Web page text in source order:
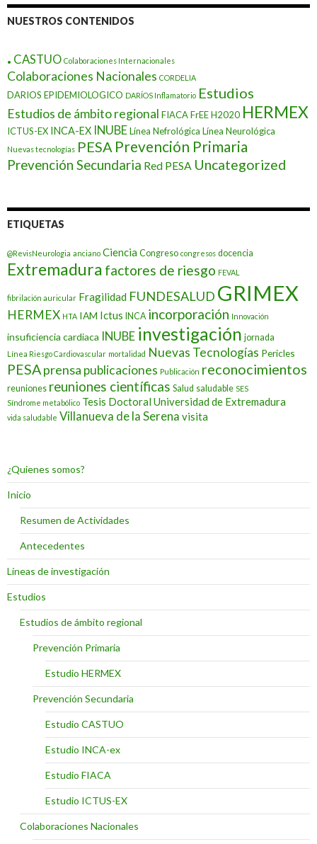
NUESTROS CONTENIDOS
. CASTUO Colaboraciones Internacionales
Colaboraciones Nacionales CORDELIA
DARIOS EPIDEMIOLOGICO DARÍOS Inflamatorio Estudios
Estudios de ámbito regional FIACAFrEEH2020 HERMEX
ICTUS-EX INCA-EX INUBELínea Nefrológica Línea Neurológica
Nuevas tecnologías PESA Prevención Primaria
Prevención Secundaria Red PESA Uncategorized
ETIQUETAS
@RevisNeurologia anciano Ciencia Congreso congresos docencia
Extremadura factores de riesgo FEVAL
fibrilación auricular Fragilidad FUNDESALUD GRIMEX
HERMEX HTA IAM Ictus INCA incorporación Innovación
insuficiencia cardiaca INUBE investigación jornada
Línea Riesgo Cardiovascular mortalidad Nuevas Tecnologías Pericles
PESAprensa publicaciones Publicación reconocimientos
reuniones reuniones científicas Salud saludable SES
Síndrome metabólico Tesis Doctoral Universidad de Extremadura
vida saludable Villanueva de la Serena visita
¿Quienes somos?
Inicio
Resumen de Actividades
Antecedentes
Líneas de investigación
Estudios
Estudios de ámbito regional
Prevención Primaria
Estudio HERMEX
Prevención Secundaria
Estudio CASTUO
Estudio INCA-ex
Estudio FIACA
Estudio ICTUS-EX
Colaboraciones Nacionales